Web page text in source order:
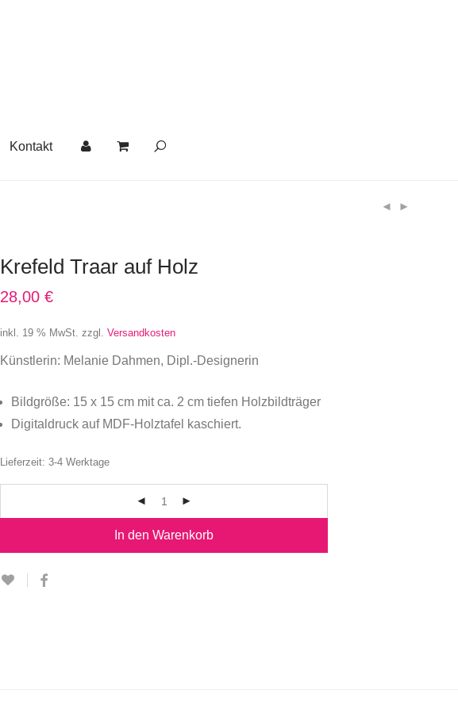
Kontakt
Krefeld Traar auf Holz
28,00 €
inkl. 19 % MwSt. zzgl. Versandkosten
Künstlerin: Melanie Dahmen, Dipl.-Designerin
Bildgröße: 15 x 15 cm mit ca. 2 cm tiefen Holzbildträger
Digitaldruck auf MDF-Holztafel kaschiert.
Lieferzeit: 3-4 Werktage
In den Warenkorb